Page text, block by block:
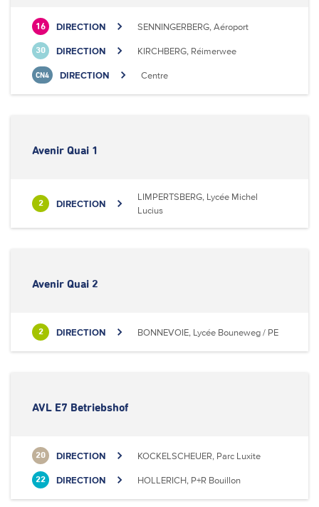
16 DIRECTION SENNINGERBERG, Aéroport
30 DIRECTION KIRCHBERG, Réimerwee
CN4 DIRECTION Centre
Avenir Quai 1
2 DIRECTION
LIMPERTSBERG, Lycée Michel
Lucius
Avenir Quai 2
2 DIRECTION BONNEVOIE, Lycée Bouneweg / PE
AVL E7 Betriebshof
20 DIRECTION KOCKELSCHEUER, Parc Luxite
22 DIRECTION HOLLERICH, P+R Bouillon